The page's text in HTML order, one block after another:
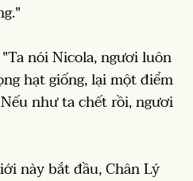
nói Nicola, ngươi luôn
hạt giống, lại một điểm
như ta chết rồi, ngươi
này bắt đầu, Chân Lý